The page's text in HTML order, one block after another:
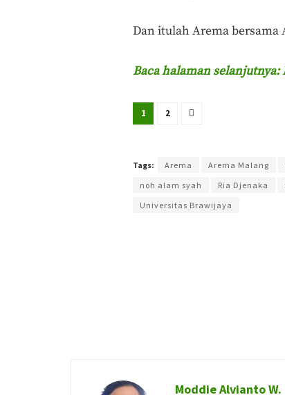
Dan itulah Arema bersama
Baca halaman
1 2
Tags: Arema Arema Malang
noh alam syah
Ria Djenaka
Universitas Brawijaya
Moddie Alvianto W.